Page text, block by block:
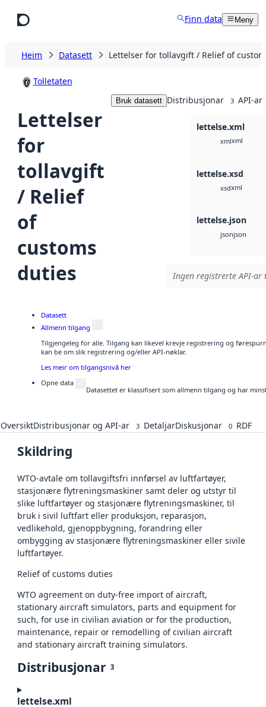
Finn data Meny
Heim Datasett Lettelser for tollavgift / Relief of
Tolletaten
Lettelser
for
tollavgift
/ Relief
of
customs
duties
Bruk datasett Distribusjonar 3 API-ar
lettelse.xml
xmlxml
lettelse.xsd
xsdxml
lettelse.json
jsonjson
Ingen registrerte API-
Datasett
Allmenn tilgang
Tilgjengeleg for alle. Tilgang kan likevel krevje registrering og
kan be om slik registrering og/eller API-nøklar.
Les meir om tilgangsnivå her
Opne data
Datasettet er klassifisert som allmenn tilgang og har
OversiktDistribusjonar og API-ar 3 DetaljarDiskusjonar 0 RDF
Skildring
WTO-avtale om tollavgiftsfri innførsel av luftfartøyer,
stasjonære flytreningsmaskiner samt deler og utstyr til
slike luftfartøyer og stasjonære flytreningsmaskiner, til
bruk i sivil luftfart eller produksjon, reparasjon,
vedlikehold, gjenoppbygning, forandring eller
ombygging av stasjonære flytreningsmaskiner eller sivile
luftfartøyer.
Relief of customs duties
WTO agreement on duty-free import of aircraft,
stationary aircraft simulators, parts and equipment for
such, for use in civilian aviation or for the production,
maintenance, repair or remodelling of civilian aircraft
and stationary aircraft training simulators.
Distribusjonar 3
lettelse.xml